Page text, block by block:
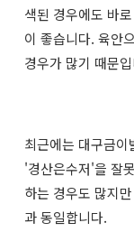
색된 경우에도 바
이 좋습니다. 육안
경우가 많기 때문
최근에는 대구금
'경산은수저'을 잘
하는 경우도 많지
과 동일합니다.